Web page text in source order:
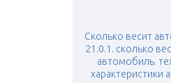
Сколько весит
21.0.1. сколько
автомобиль.
характеристики